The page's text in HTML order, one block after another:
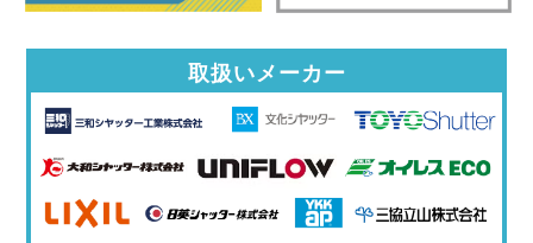
取扱いメーカー